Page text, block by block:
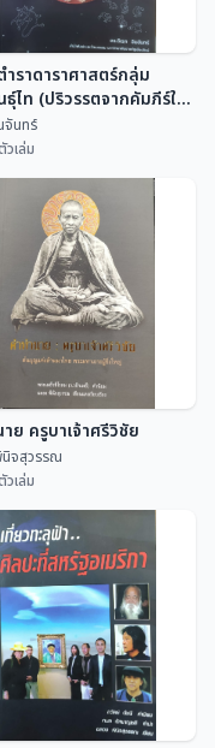
ะตำราดาราศาสตร์กลุ่ม
พันธุ์ไท (ปริวรรตจากคัมภีร์ใบ
และพับสา)
ก อินจันทร์
ำราดาราศาสตร์กลุ่ม
ไท (ปริวรรตจากคัมภีร์ใบ
พับสา)
จันทร์
วเล่ม
ำนาย ครูบาเจ้าศรีวิชัย
ง พินิจสุวรรณ
ย ครูบาเจ้าศรีวิชัย
จสุวรรณ
วเล่ม